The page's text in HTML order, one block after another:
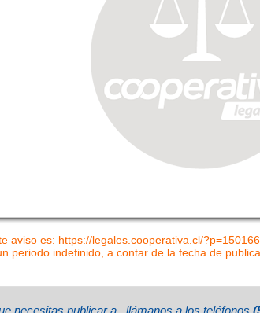
aviso es: https://legales.cooperativa.cl/?p=150166
periodo indefinido, a contar de la fecha de
necesitas publicar a , llámanos a los teléfonos